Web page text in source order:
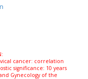
cancer: correlation
significance: 10 years
Gynecology of the